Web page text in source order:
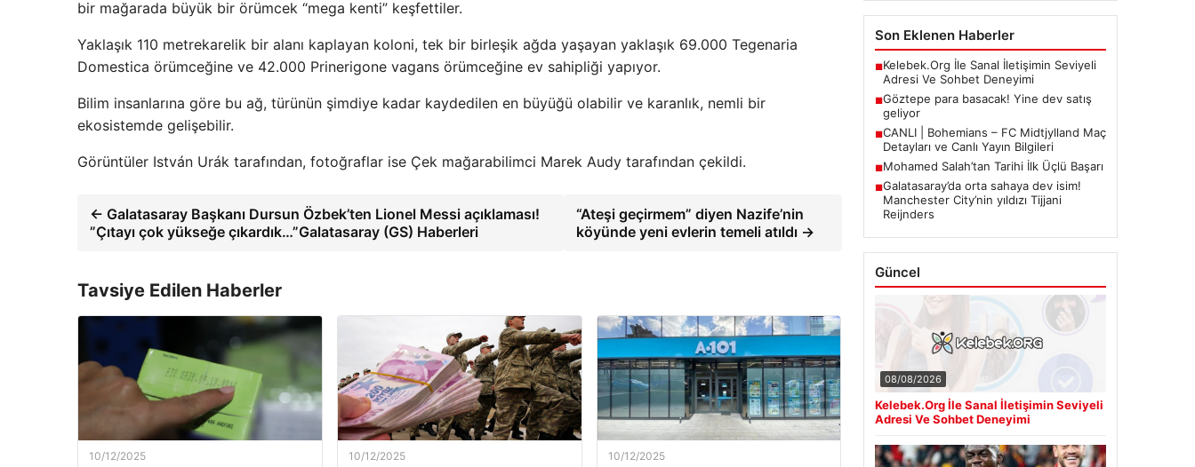
bir mağarada büyük bir örümcek “mega kenti” keşfettiler.
Yaklaşık 110 metrekarelik bir alanı kaplayan koloni, tek bir birleşik ağda yaşayan yaklaşık 69.000 Tegenaria
Domestica örümceğine ve 42.000 Prinerigone vagans örümceğine ev sahipliği yapıyor.
Bilim insanlarına göre bu ağ, türünün şimdiye kadar kaydedilen en büyüğü olabilir ve karanlık, nemli bir
ekosistemde gelişebilir.
Görüntüler István Urák tarafından, fotoğraflar ise Çek mağarabilimci Marek Audy tarafından çekildi.
← Galatasaray Başkanı Dursun Özbek’ten Lionel Messi açıklaması!
”Çıtayı çok yükseğe çıkardık…”Galatasaray (GS) Haberleri
“Ateşi geçirmem” diyen Nazife’nin
köyünde yeni evlerin temeli atıldı →
Tavsiye Edilen Haberler
10/12/2025 10/12/2025 10/12/2025
Son Eklenen Haberler
■Kelebek.Org İle Sanal İletişimin Seviyeli
Adresi Ve Sohbet Deneyimi
■Göztepe para basacak! Yine dev satış
geliyor
■CANLI | Bohemians – FC Midtjylland Maç
Detayları ve Canlı Yayın Bilgileri
■Mohamed Salah’tan Tarihi İlk Üçlü Başarı
■Galatasaray’da orta sahaya dev isim!
Manchester City’nin yıldızı Tijjani
Reijnders
Güncel
08/08/2026
Kelebek.Org İle Sanal İletişimin Seviyeli
Adresi Ve Sohbet Deneyimi